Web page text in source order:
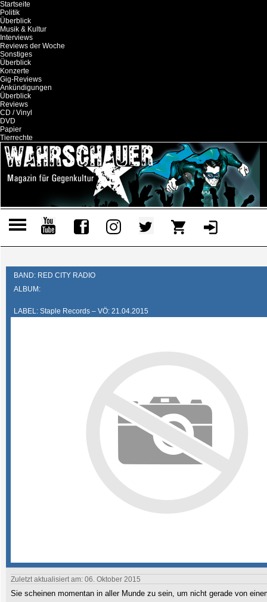
Startseite
Politik
Überblick
Musik & Kultur
Interviews
Reviews der Woche
Sonstiges
Überblick
Konzerte
Gig-Reviews
Ankündigungen
Überblick
Reviews
CD / Vinyl
DVD
Papier
Tierrechte
BAND: RED CITY RADIO
ALBUM:
LABEL: Staple Records – VÖ: 21.04.2015
Zuletzt aktualisiert am: 06. Oktober 2015
Sie scheinen momentan in aller Munde zu sein, um nicht gerade von